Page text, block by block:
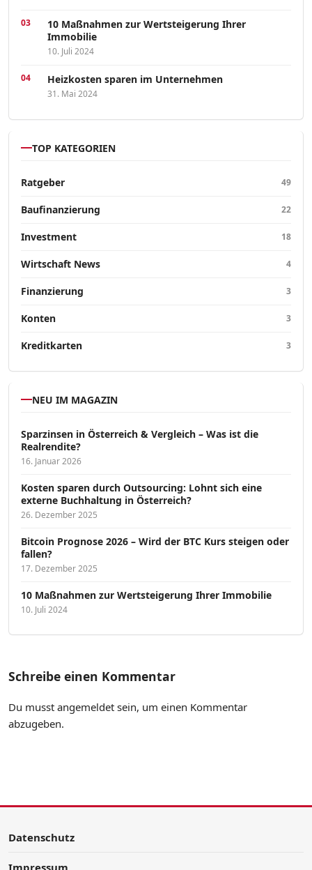
10 Maßnahmen zur Wertsteigerung Ihrer
Immobilie
10. Juli 2024
Heizkosten sparen im Unternehmen
31. Mai 2024
TOP KATEGORIEN
Ratgeber 49
Baufinanzierung 22
Investment 18
Wirtschaft News 4
Finanzierung 3
Konten 3
Kreditkarten 3
NEU IM MAGAZIN
Sparzinsen in Österreich & Vergleich – Was ist die
Realrendite?
16. Januar 2026
Kosten sparen durch Outsourcing: Lohnt sich eine
externe Buchhaltung in Österreich?
26. Dezember 2025
Bitcoin Prognose 2026 – Wird der BTC Kurs steigen oder
fallen?
17. Dezember 2025
10 Maßnahmen zur Wertsteigerung Ihrer Immobilie
10. Juli 2024
Schreibe einen Kommentar
Du musst angemeldet sein, um einen Kommentar
abzugeben.
Datenschutz
Impressum